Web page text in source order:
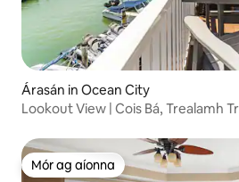
Árasán in Ocean City
Lookout View | Cois Bá, Trealamh
Mór ag aíonna
Mór ag aíonna